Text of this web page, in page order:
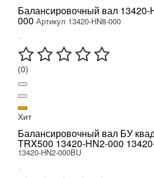
Балансировочный вал
000 Артикул 13420-HN8-000
(0)
Хит
Балансировочный вал БУ
TRX500 13420-HN2-000
13420-HN2-000BU